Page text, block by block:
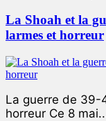
La Shoah et la
larmes et horreur
La guerre de 39-
horreur Ce 8